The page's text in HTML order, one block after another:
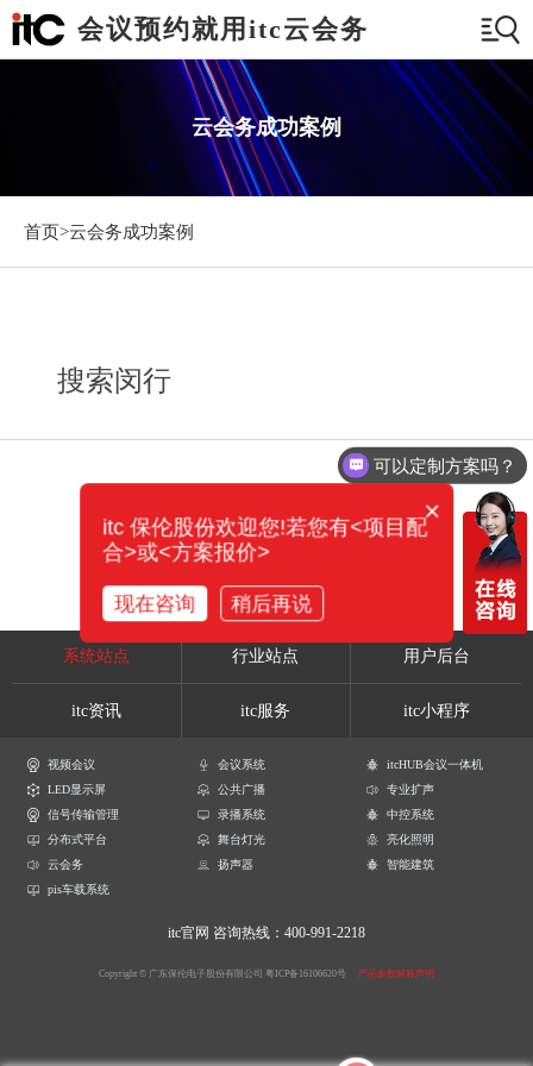
会议预约就用itc云会务
云会务成功案例
首页>云会务成功案例
搜索闵行
系统站点 行业站点 用户后台
itc资讯 itc服务 itc小程序
视频会议 会议系统
itcHUB会议一体机
LED显示屏
公共广播
专业扩声
信号传输管理
录播系统
中控系统
分布式平台
舞台灯光
亮化照明
云会务
扬声器
智能建筑
pis车载系统
itc官网 咨询热线：400-991-2218
Copyright © 广东保伦电子股份有限公司 粤ICP备16106620号 产品参数解释声明
可以定制方案吗？
×
itc 保伦股份欢迎您!若您有<项目配
合>或<方案报价>
现在咨询 稍后再说